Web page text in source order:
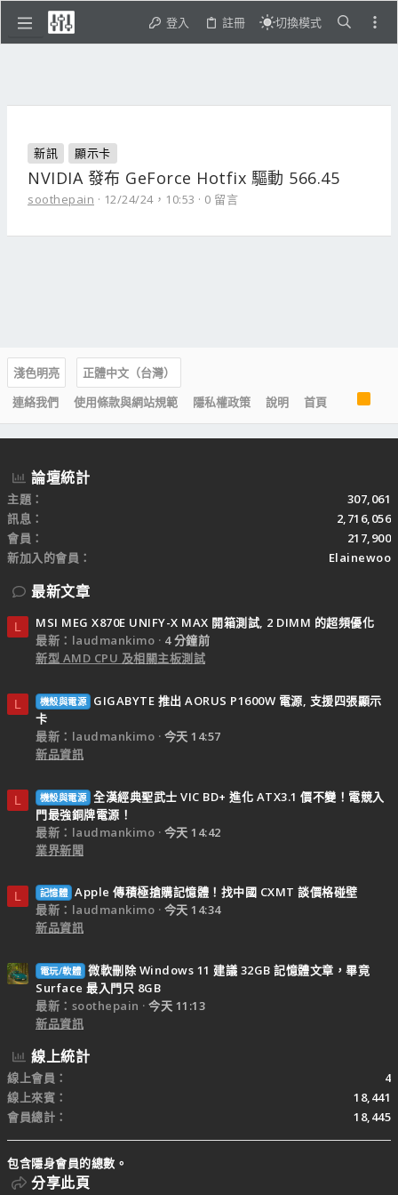
登入 註冊 切換模式
新訊 顯示卡
NVIDIA 發布 GeForce Hotfix 驅動 566.45
soothepain 12/24/24，10:53 0 留言
淺色明亮
正體中文（台灣）
連絡我們
使用條款與網站規範 隱私權政策 說明 首頁
R
S
S
論壇統計
主題
307,061
訊息
2,716,056
會員
217,900
新加入的會員
Elainewoo
最新文章
L
MSI MEG X870E UNIFY-X MAX 開箱測試, 2 DIMM 的超頻優化
最新：laudmankimo
4 分鐘前
新型 AMD CPU 及相關主板測試
L 機殼與電源
GIGABYTE 推出 AORUS P1600W 電源, 支援四張顯示
卡
最新：laudmankimo
今天 14:57
新品資訊
L 機殼與電源 全漢經典聖武士 VIC BD+ 進化 ATX3.1 價不變！電競入
門最強銅牌電源！
最新：laudmankimo
今天 14:42
業界新聞
L 記憶體 Apple 傳積極搶購記憶體！找中國 CXMT 談價格碰壁
最新：laudmankimo
今天 14:34
新品資訊
電玩/軟體 微軟刪除 Windows 11 建議 32GB 記憶體文章，畢竟
Surface 最入門只 8GB
最新：soothepain
今天 11:13
新品資訊
線上統計
線上會員
4
線上來賓
18,441
會員總計
18,445
包含隱身會員的總數。
分享此頁